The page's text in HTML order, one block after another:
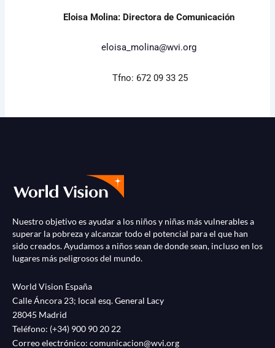
Eloisa Molina: Directora de Comunicación
eloisa_molina@wvi.org
Tfno: 672 09 33 25
Nuestro objetivo es ayudar a los niños y niñas más vulnerables a
superar la pobreza y alcanzar todo el potencial para el que han
sido creados. Ayudamos a niños sean de donde sean, incluso en los
lugares más peligrosos del mundo.
World Vision España
Calle Áncora 23; local esq. General Lacy
28045 Madrid
Teléfono: (+34) 900 90 20 22
Correo electrónico: comunicacion@wvi.org